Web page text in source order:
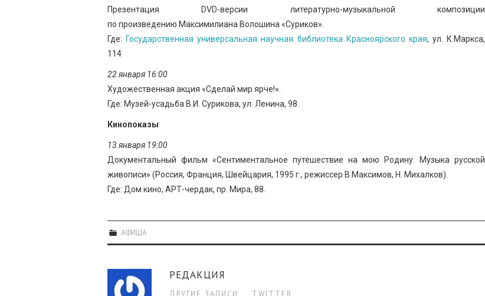
Презентация DVD-версии литературно-музыкальной композиции
по произведению Максимилиана Волошина «Суриков».
Где:Государственная универсальная научная библиотека Красноярского края, ул. К.Маркса,
114
22 января 16:00
Художественная акция «Сделай мир ярче!».
Где: Музей-усадьба В.И. Сурикова, ул. Ленина, 98.
Кинопоказы
13 января 19:00
Документальный фильм «Сентиментальное путешествие на мою Родину. Музыка русской
живописи» (Россия, Франция, Швейцария, 1995 г., режиссер В.Максимов, Н. Михалков).
Где: Дом кино, АРТ-чердак, пр. Мира, 88.
АФИША
РЕДАКЦИЯ
ДРУГИЕ ЗАПИСИ TWITTER